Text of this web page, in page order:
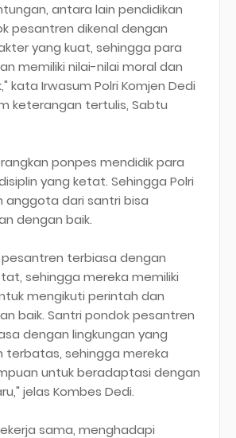
antara lain pendidikan
pesantren dikenal dengan
yang kuat, sehingga para
memiliki nilai-nilai moral dan
kata Irwasum Polri Komjen Dedi
keterangan tertulis, Sabtu
ponpes mendidik para
yang ketat. Sehingga Polri
anggota dari santri bisa
dengan baik.
terbiasa dengan
sehingga mereka memiliki
mengikuti perintah dan
baik. Santri pondok pesantren
dengan lingkungan yang
terbatas, sehingga mereka
untuk beradaptasi dengan
jelas Kombes Dedi.
sama, menghadapi